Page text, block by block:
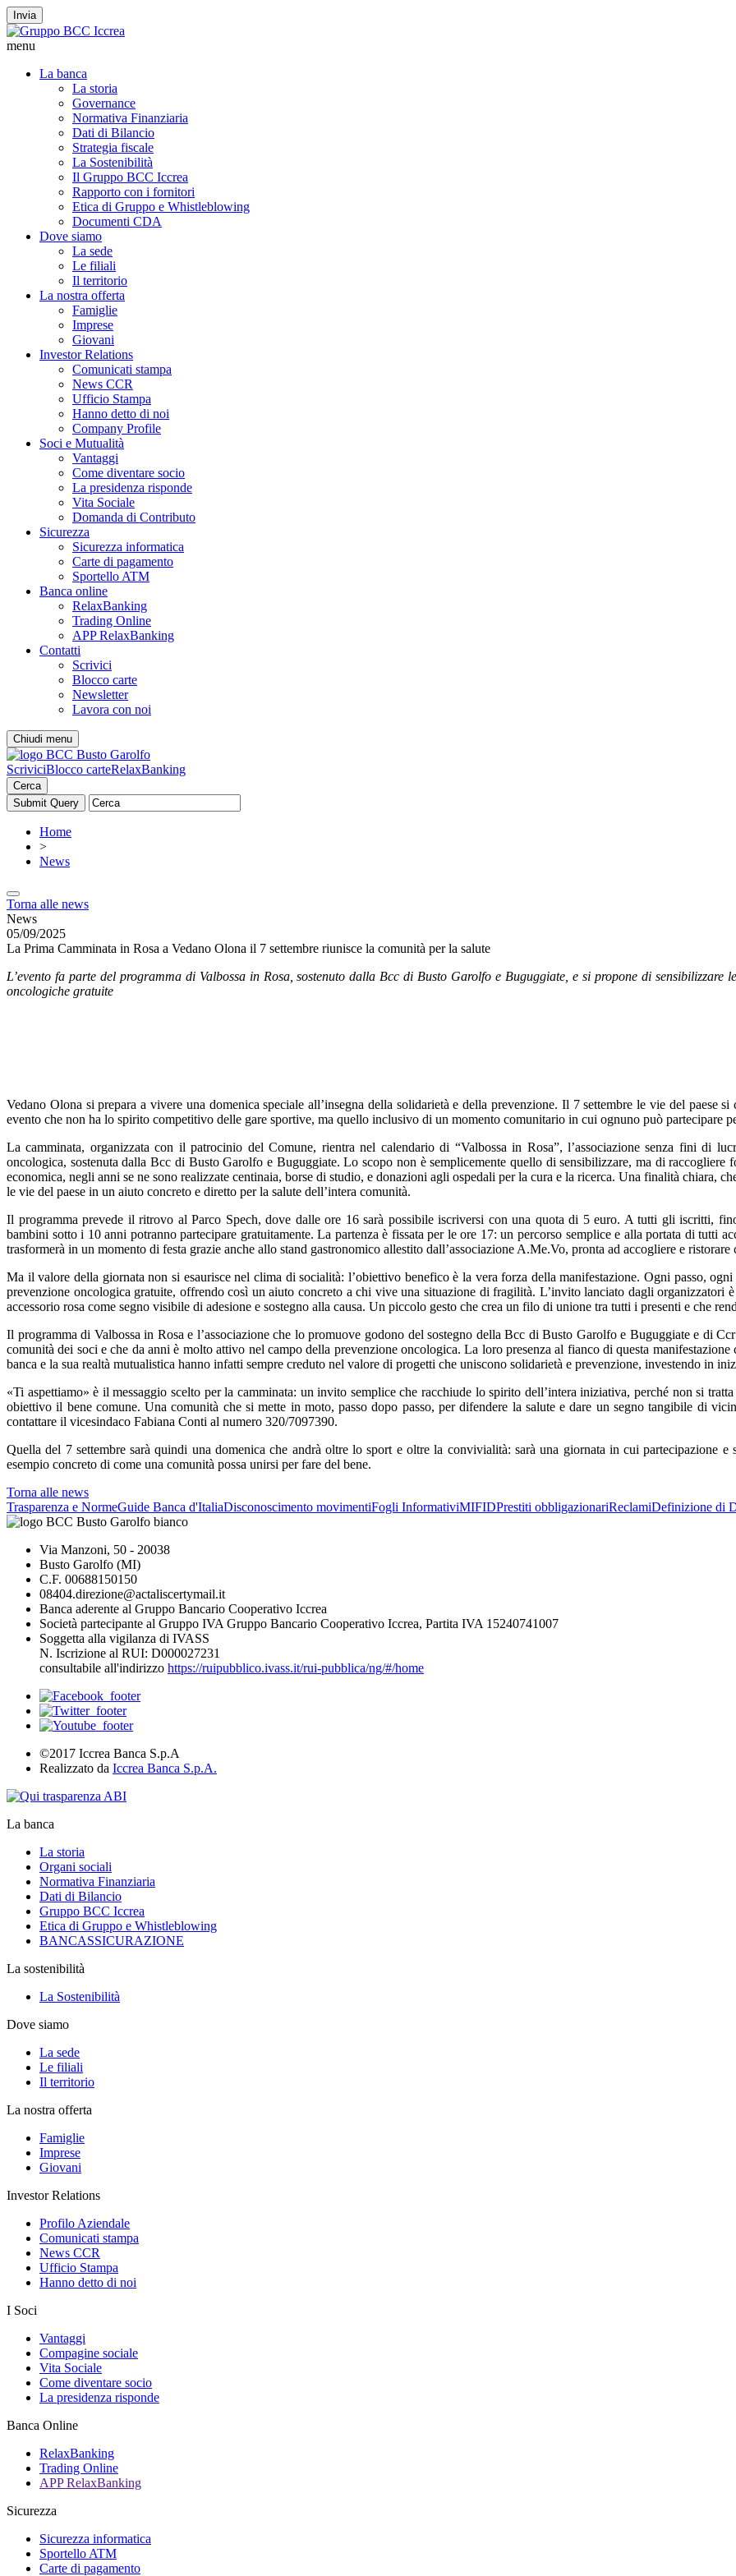
Invia
menu
La banca
La storia
Governance
Normativa Finanziaria
Dati di Bilancio
Strategia fiscale
La Sostenibilità
Il Gruppo BCC Iccrea
Rapporto con i fornitori
Etica di Gruppo e Whistleblowing
Documenti CDA
Dove siamo
La sede
Le filiali
Il territorio
La nostra offerta
Famiglie
Imprese
Giovani
Investor Relations
Comunicati stampa
News CCR
Ufficio Stampa
Hanno detto di noi
Company Profile
Soci e Mutualità
Vantaggi
Come diventare socio
La presidenza risponde
Vita Sociale
Domanda di Contributo
Sicurezza
Sicurezza informatica
Carte di pagamento
Sportello ATM
Banca online
RelaxBanking
Trading Online
APP RelaxBanking
Contatti
Scrivici
Blocco carte
Newsletter
Lavora con noi
Chiudi menu
ScriviciBlocco carteRelaxBanking
Cerca
Home
>
News
Torna alle news
News
05/09/2025
La Prima Camminata in Rosa a Vedano Olona il 7 settembre riunisce la comunità per la salute
L’evento fa parte del programma di Valbossa in Rosa, sostenuto dalla Bcc di Busto Garolfo e Buguggiate, e si propone di sensibilizzare
oncologiche gratuite
Vedano Olona si prepara a vivere una domenica speciale all’insegna della solidarietà e della prevenzione. Il 7 settembre le vie del paese
evento che non ha lo spirito competitivo delle gare sportive, ma quello inclusivo di un momento comunitario in cui ognuno può partecipare
La camminata, organizzata con il patrocinio del Comune, rientra nel calendario di “Valbossa in Rosa”, l’associazione senza fini di
oncologica, sostenuta dalla Bcc di Busto Garolfo e Buguggiate. Lo scopo non è semplicemente quello di sensibilizzare, ma di
economica, negli anni se ne sono realizzate centinaia, borse di studio, e donazioni agli ospedali per la cura e la ricerca. Una finalità chiara,
le vie del paese in un aiuto concreto e diretto per la salute dell’intera comunità.
Il programma prevede il ritrovo al Parco Spech, dove dalle ore 16 sarà possibile iscriversi con una quota di 5 euro. A tutti gli iscritti,
bambini sotto i 10 anni potranno partecipare gratuitamente. La partenza è fissata per le ore 17: un percorso semplice e alla portata di tutti
trasformerà in un momento di festa grazie anche allo stand gastronomico allestito dall’associazione A.Me.Vo, pronta ad accogliere e
Ma il valore della giornata non si esaurisce nel clima di socialità: l’obiettivo benefico è la vera forza della manifestazione. Ogni passo,
prevenzione oncologica gratuite, offrendo così un aiuto concreto a chi vive una situazione di fragilità. L’invito lanciato dagli organizzatori
accessorio rosa come segno visibile di adesione e sostegno alla causa. Un piccolo gesto che crea un filo di unione tra tutti i presenti e che
Il programma di Valbossa in Rosa e l’associazione che lo promuove godono del sostegno della Bcc di Busto Garolfo e Buguggiate e di
comunità dei soci e che da anni è molto attivo nel campo della prevenzione oncologica. La loro presenza al fianco di questa
banca e la sua realtà mutualistica hanno infatti sempre creduto nel valore di progetti che uniscono solidarietà e prevenzione, investendo in
«Ti aspettiamo» è il messaggio scelto per la camminata: un invito semplice che racchiude lo spirito dell’intera iniziativa, perché non si
obiettivo il bene comune. Una comunità che si mette in moto, passo dopo passo, per difendere la salute e dare un segno tangibile di
contattare il vicesindaco Fabiana Conti al numero 320/7097390.
Quella del 7 settembre sarà quindi una domenica che andrà oltre lo sport e oltre la convivialità: sarà una giornata in cui partecipazione
esempio concreto di come una comunità possa unirsi per fare del bene.
Torna alle news
Trasparenza e NormeGuide Banca d'ItaliaDisconoscimento movimentiFogli InformativiMIFIDPrestiti obbligazionariReclamiDefinizione di
Via Manzoni, 50 - 20038
Busto Garolfo (MI)
C.F. 00688150150
08404.direzione@actaliscertymail.it
Banca aderente al Gruppo Bancario Cooperativo Iccrea
Società partecipante al Gruppo IVA Gruppo Bancario Cooperativo Iccrea, Partita IVA 15240741007
Soggetta alla vigilanza di IVASS
N. Iscrizione al RUI: D000027231
consultabile all'indirizzo https://ruipubblico.ivass.it/rui-pubblica/ng/#/home
©2017 Iccrea Banca S.p.A
Realizzato da Iccrea Banca S.p.A.
La banca
La storia
Organi sociali
Normativa Finanziaria
Dati di Bilancio
Gruppo BCC Iccrea
Etica di Gruppo e Whistleblowing
BANCASSICURAZIONE
La sostenibilità
La Sostenibilità
Dove siamo
La sede
Le filiali
Il territorio
La nostra offerta
Famiglie
Imprese
Giovani
Investor Relations
Profilo Aziendale
Comunicati stampa
News CCR
Ufficio Stampa
Hanno detto di noi
I Soci
Vantaggi
Compagine sociale
Vita Sociale
Come diventare socio
La presidenza risponde
Banca Online
RelaxBanking
Trading Online
APP RelaxBanking
Sicurezza
Sicurezza informatica
Sportello ATM
Carte di pagamento